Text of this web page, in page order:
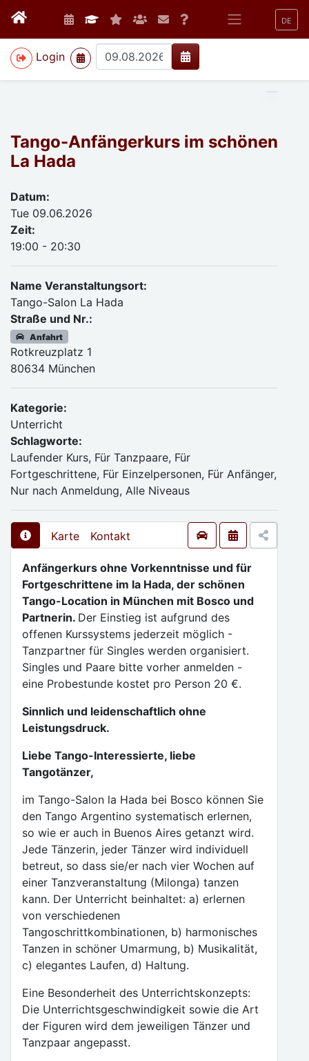
DE
Login
>
Tango-Anfängerkurs im schönen
La Hada
Datum:
Tue 09.06.2026
Zeit:
19:00 - 20:30
Name Veranstaltungsort:
Tango-Salon La Hada
Straße und Nr.:
Anfahrt
Rotkreuzplatz 1
80634 München
Kategorie:
Unterricht
Schlagworte:
Laufender Kurs, Für Tanzpaare, Für
Fortgeschrittene, Für Einzelpersonen, Für Anfänger,
Nur nach Anmeldung, Alle Niveaus
Karte Kontakt
Anfängerkurs ohne Vorkenntnisse und für
Fortgeschrittene im la Hada, der schönen
Tango-Location in München mit Bosco und
Partnerin. Der Einstieg ist aufgrund des
offenen Kurssystems jederzeit möglich -
Tanzpartner für Singles werden organisiert.
Singles und Paare bitte vorher anmelden -
eine Probestunde kostet pro Person 20 €.
Sinnlich und leidenschaftlich ohne
Leistungsdruck.
Liebe Tango-Interessierte, liebe
Tangotänzer,
im Tango-Salon la Hada bei Bosco können Sie
den Tango Argentino systematisch erlernen,
so wie er auch in Buenos Aires getanzt wird.
Jede Tänzerin, jeder Tänzer wird individuell
betreut, so dass sie/er nach vier Wochen auf
einer Tanzveranstaltung (Milonga) tanzen
kann. Der Unterricht beinhaltet: a) erlernen
von verschiedenen
Tangoschrittkombinationen, b) harmonisches
Tanzen in schöner Umarmung, b) Musikalität,
c) elegantes Laufen, d) Haltung.
Eine Besonderheit des Unterrichtskonzepts:
Die Unterrichtsgeschwindigkeit sowie die Art
der Figuren wird dem jeweiligen Tänzer und
Tanzpaar angepasst.